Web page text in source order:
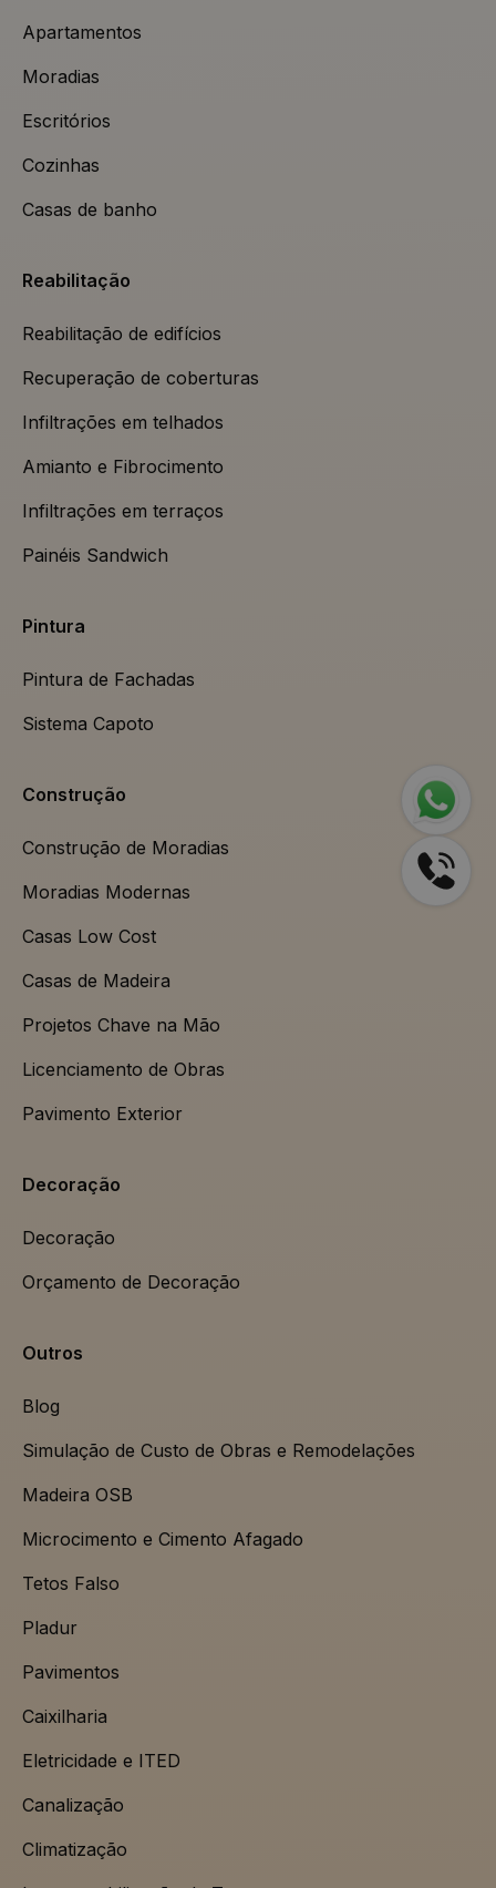
Apartamentos
Moradias
Escritórios
Cozinhas
Casas de banho
Reabilitação
Reabilitação de edifícios
Recuperação de coberturas
Infiltrações em telhados
Amianto e Fibrocimento
Infiltrações em terraços
Painéis Sandwich
Pintura
Pintura de Fachadas
Sistema Capoto
Construção
Construção de Moradias
Moradias Modernas
Casas Low Cost
Casas de Madeira
Projetos Chave na Mão
Licenciamento de Obras
Pavimento Exterior
Decoração
Decoração
Orçamento de Decoração
Outros
Blog
Simulação de Custo de Obras e Remodelações
Madeira OSB
Microcimento e Cimento Afagado
Tetos Falso
Pladur
Pavimentos
Caixilharia
Eletricidade e ITED
Canalização
Climatização